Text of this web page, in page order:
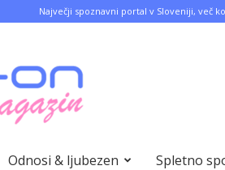
Največji spoznavni portal v Sloveniji, več
Odnosi & ljubezen Spletno